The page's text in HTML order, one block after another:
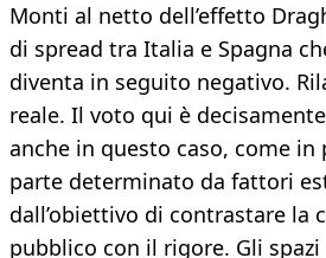
Monti al netto dell’effetto
di spread tra Italia e Spagna
diventa in seguito negativo.
reale. Il voto qui è
anche in questo caso, come in
parte determinato da fattori
dall’obiettivo di contrastare la
pubblico con il rigore. Gli